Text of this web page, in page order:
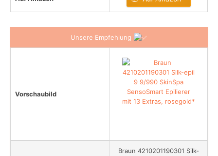
Unsere Empfehlung
Vorschaubild
Braun 4210201190301 Silk-